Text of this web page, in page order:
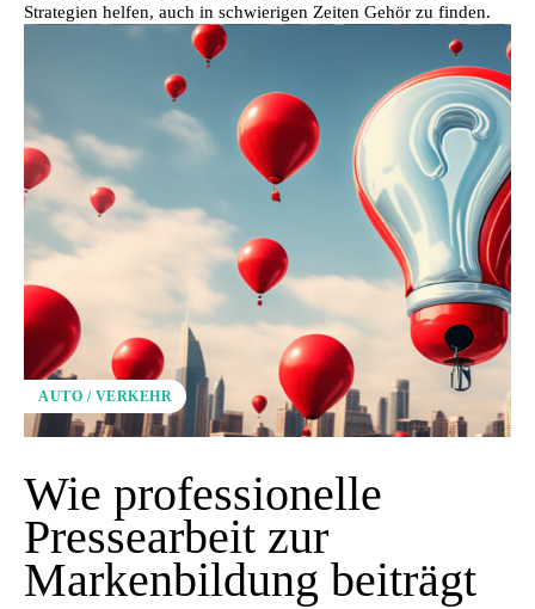
Strategien helfen, auch in schwierigen Zeiten Gehör zu finden.
AUTO / VERKEHR
Wie professionelle
Pressearbeit zur
Markenbildung beiträgt